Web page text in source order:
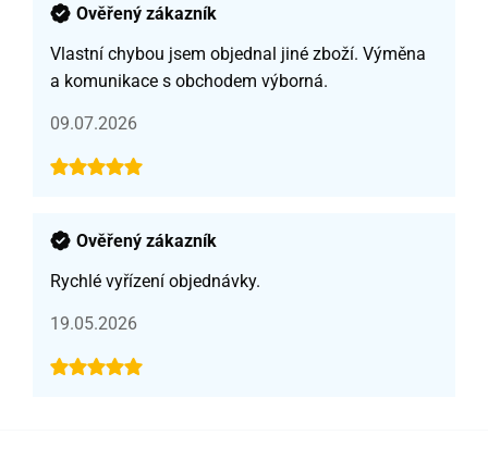
Ověřený zákazník
Vlastní chybou jsem objednal jiné zboží. Výměna
a komunikace s obchodem výborná.
09.07.2026
Ověřený zákazník
Rychlé vyřízení objednávky.
19.05.2026